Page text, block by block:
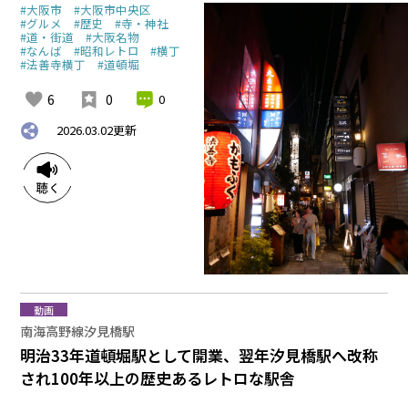
#大阪市 #大阪市中央区
#グルメ #歴史 #寺・神社
#道・街道 #大阪名物
#なんば #昭和レトロ #横丁
#法善寺横丁 #道頓堀
6 0
0
2026.03.02更新
南海高野線汐見橋駅
明治33年道頓堀駅として開業、翌年汐見橋駅へ改称
され100年以上の歴史あるレトロな駅舎
動画